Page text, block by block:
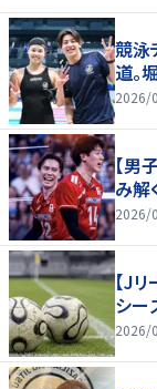
競泳
道。
2026/
【男
み解
2026/
【J
シー
2026/